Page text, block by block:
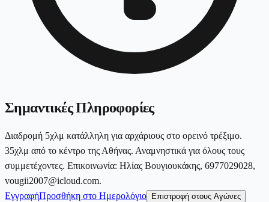
Σημαντικές Πληροφορίες
Διαδρομή 5χλμ κατάλληλη για αρχάριους στο ορεινό τρέξιμο.
35χλμ από το κέντρο της Αθήνας. Αναμνηστικά για όλους τους
συμμετέχοντες. Επικοινωνία: Ηλίας Βουγιουκάκης, 6977029028,
vougii2007@icloud.com.
ΕγγραφήΠροσθήκη στο Ημερολόγιο Επιστροφή στους Αγώνες